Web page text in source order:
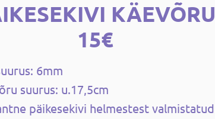
KÄEVÕRU
15€
6mm
suurus: u.17,5cm
päikesekivi helmestest valmistatud